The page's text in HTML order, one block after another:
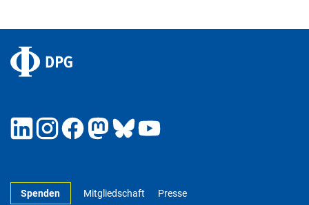
Spenden Mitgliedschaft Presse